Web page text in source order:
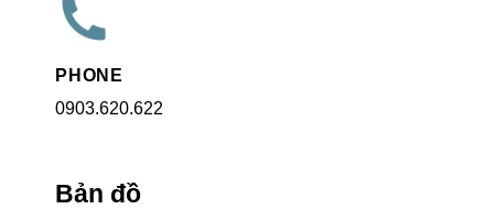
PHONE
0903.620.622
Bản đồ